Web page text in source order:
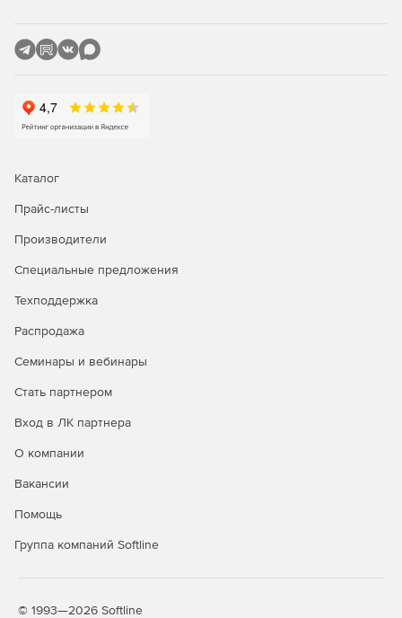
Каталог
Прайс-листы
Производители
Специальные предложения
Техподдержка
Распродажа
Семинары и вебинары
Стать партнером
Вход в ЛК партнера
О компании
Вакансии
Помощь
Группа компаний Softline
© 1993—2026 Softline